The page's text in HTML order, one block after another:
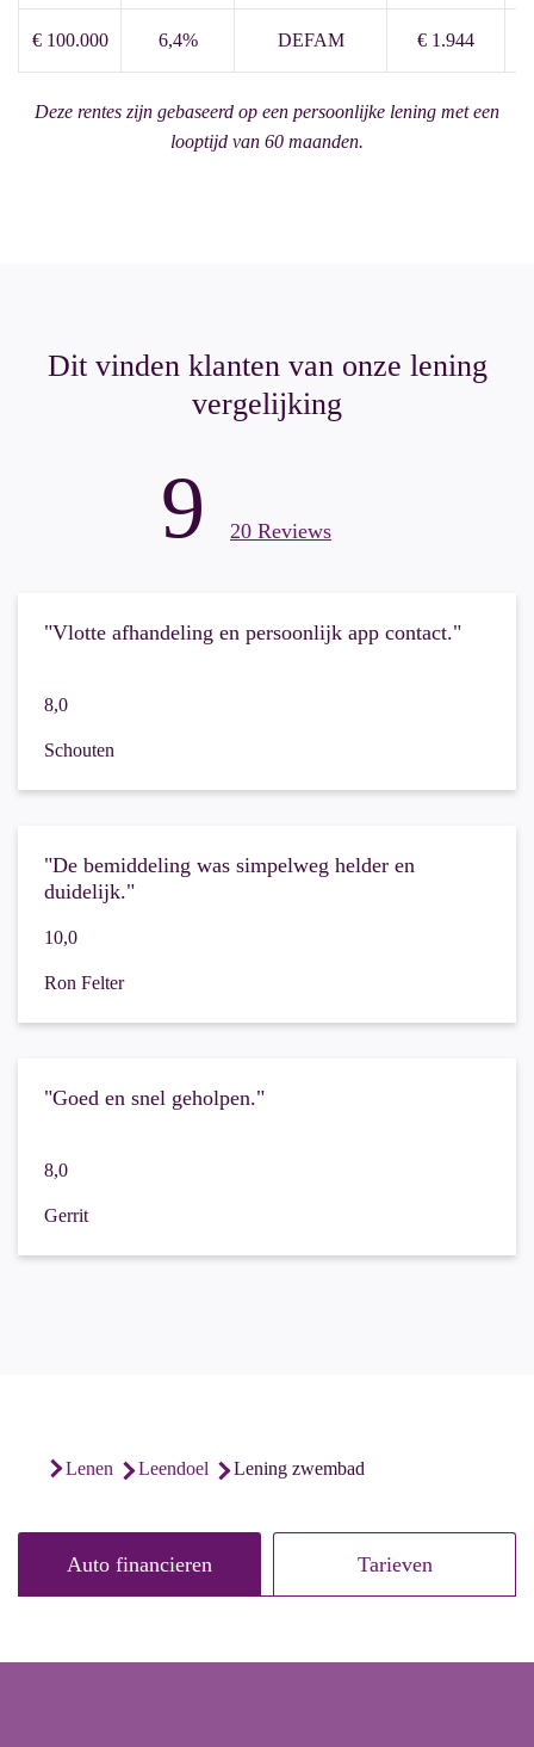
€ 100.000 6,4% DEFAM € 1.944
Deze rentes zijn gebaseerd op een persoonlijke lening met een
looptijd van 60 maanden.
Dit vinden klanten van onze lening
vergelijking
9 20 Reviews
"Vlotte afhandeling en persoonlijk app contact."
8,0
Schouten
"De bemiddeling was simpelweg helder en
duidelijk."
10,0
Ron Felter
"Goed en snel geholpen."
8,0
Gerrit
lenen leendoel lening zwembad
Auto financieren Tarieven